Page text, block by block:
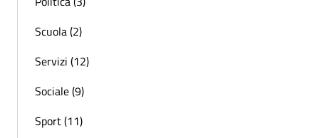
Scuola (2)
Servizi (12)
Sociale (9)
Sport (11)